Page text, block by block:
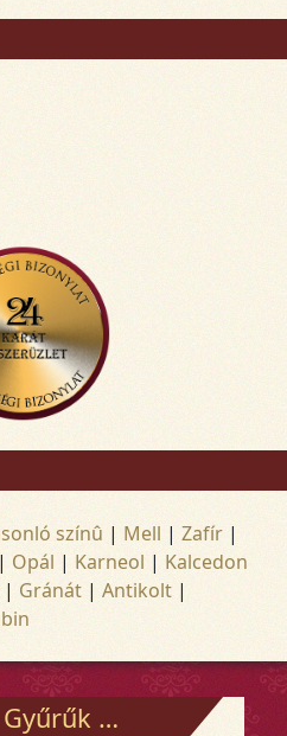
színû | Mell | Zafír |
| Opál | Karneol | Kalcedon
| Gránát | Antikolt |
és ezüst ékszerek